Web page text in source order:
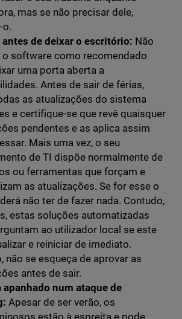
mas se não precisar dele,
o.
de deixar o escritório: Não
o software como recomendado
uma porta aberta a
Antes de sair de férias,
as atualizações do sistema
e certifique-se que revê quaisquer
pendentes e as aplica assim
Mais uma vez, o seu
de TI dispõe normalmente de
ou ferramentas que forçam e
as atualizações. Se for esse o
não ter de fazer nada. Contudo,
estas soluções automatizadas
ao utilizador local se este
e reiniciar de imediato.
não se esqueça de aprovar as
antes de sair.
apanhado num ataque de
Apesar de ser verão, os